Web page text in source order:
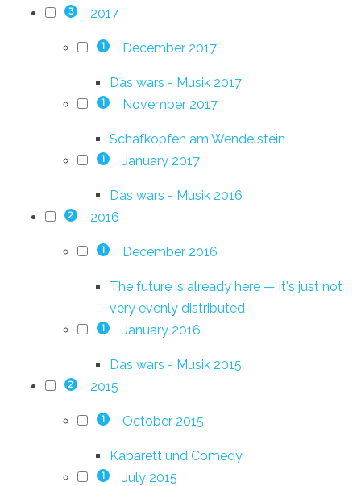
3 2017
1 December 2017
Das wars - Musik 2017
1 November 2017
Schafkopfen am Wendelstein
1 January 2017
Das wars - Musik 2016
2 2016
1 December 2016
The future is already here — it's just not
very evenly distributed
1 January 2016
Das wars - Musik 2015
2 2015
1 October 2015
Kabarett und Comedy
1 July 2015